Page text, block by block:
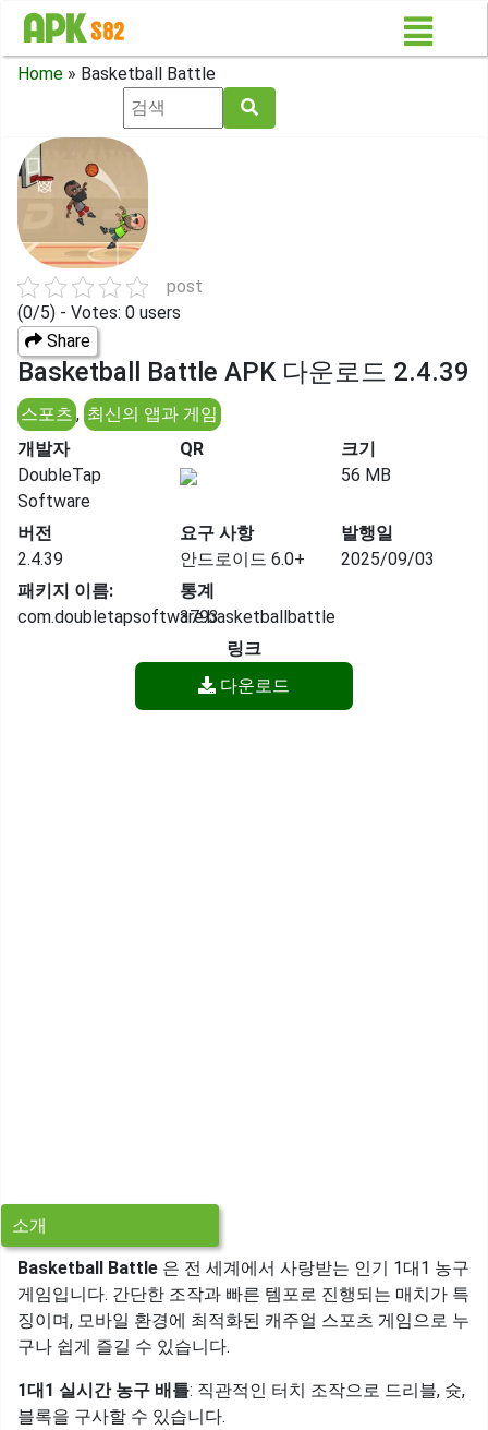
Home » Basketball Battle
post
(0/5) - Votes: 0 users
Share
Basketball Battle APK 다운로드 2.4.39
스포츠 , 최신의 앱과 게임
개발자
DoubleTap
Software
QR
크기
56 MB
버전
2.4.39
요구 사항
안드로이드 6.0+
발행일
2025/09/03
패키지 이름:
com.doubletapsoftware.basketballbattle
통계
3793
링크
다운로드
소개
Basketball Battle 은 전 세계에서 사랑받는 인기 1대1 농구
게임입니다. 간단한 조작과 빠른 템포로 진행되는 매치가 특
징이며, 모바일 환경에 최적화된 캐주얼 스포츠 게임으로 누
구나 쉽게 즐길 수 있습니다.
1대1 실시간 농구 배틀: 직관적인 터치 조작으로 드리블, 슛,
블록을 구사할 수 있습니다.